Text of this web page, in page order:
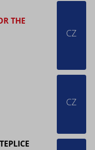
THE
CZ
CZ